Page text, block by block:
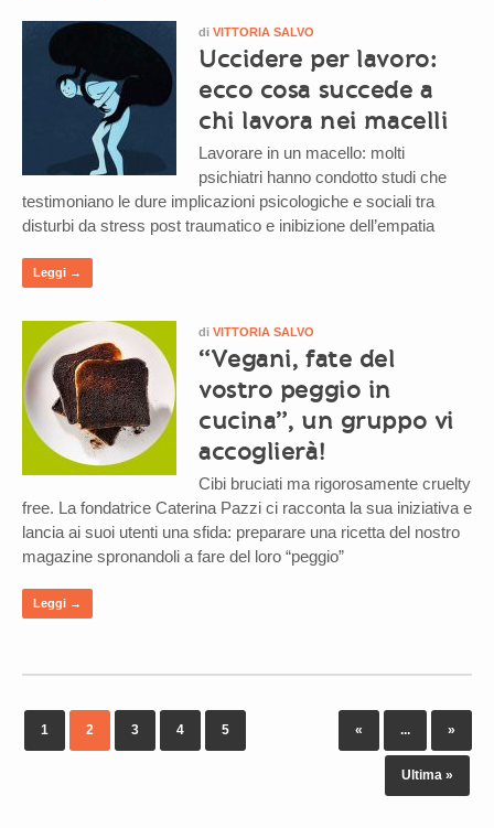
di VITTORIA SALVO
Uccidere per lavoro:
ecco cosa succede a
chi lavora nei macelli
Lavorare in un macello: molti
psichiatri hanno condotto studi che
testimoniano le dure implicazioni psicologiche e sociali tra
disturbi da stress post traumatico e inibizione dell’empatia
Leggi →
di VITTORIA SALVO
“Vegani, fate del
vostro peggio in
cucina”, un gruppo vi
accoglierà!
Cibi bruciati ma rigorosamente cruelty
free. La fondatrice Caterina Pazzi ci racconta la sua iniziativa e
lancia ai suoi utenti una sfida: preparare una ricetta del nostro
magazine spronandoli a fare del loro “peggio”
Leggi →
«
1 2 3 4 5 ... »
Ultima »